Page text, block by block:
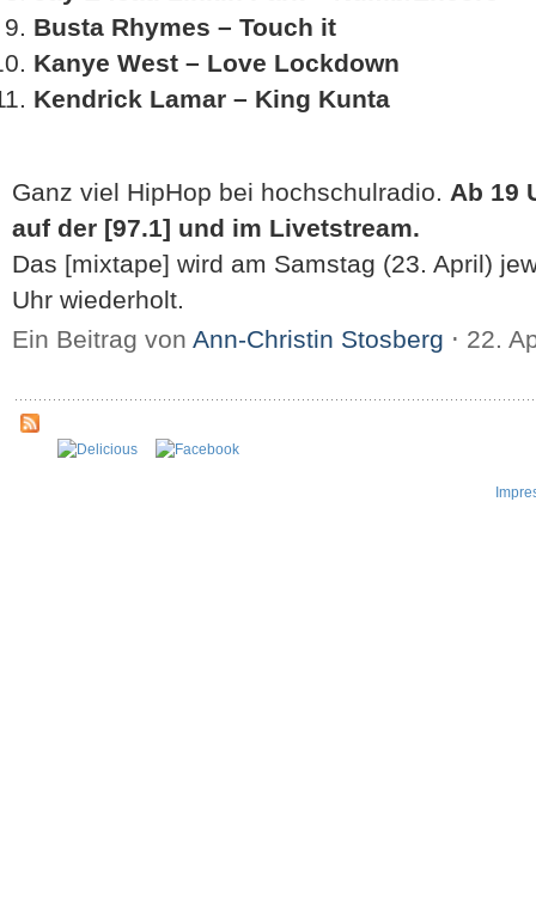
Busta Rhymes – Touch it
Kanye West – Love Lockdown
Kendrick Lamar – King Kunta
Ganz viel HipHop bei hochschulradio. Ab 19
auf der [97.1] und im Livetstream.
Das [mixtape] wird am Samstag (23. April)
Uhr wiederholt.
Ein Beitrag von Ann-Christin Stosberg ⋅ 22.